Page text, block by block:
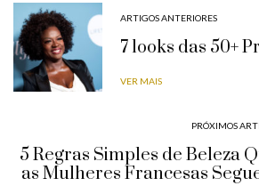
ARTIGOS ANTERIORES
7 looks das 50+
VER MAIS
PRÓXIMOS
5 Regras Simples de Beleza
as Mulheres Francesas